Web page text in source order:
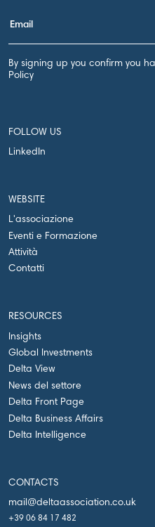
By signing up you confirm you
Policy
FOLLOW US
LinkedIn
WEBSITE
L'associazione
Eventi e Formazione
Attività
Contatti
RESOURCES
Insights
Global Investments
Delta View
News del settore
Delta Front Page
Delta Business Affairs
Delta Intelligence
CONTACTS
mail@deltaassociation.co.uk
+39 06 84 17 482